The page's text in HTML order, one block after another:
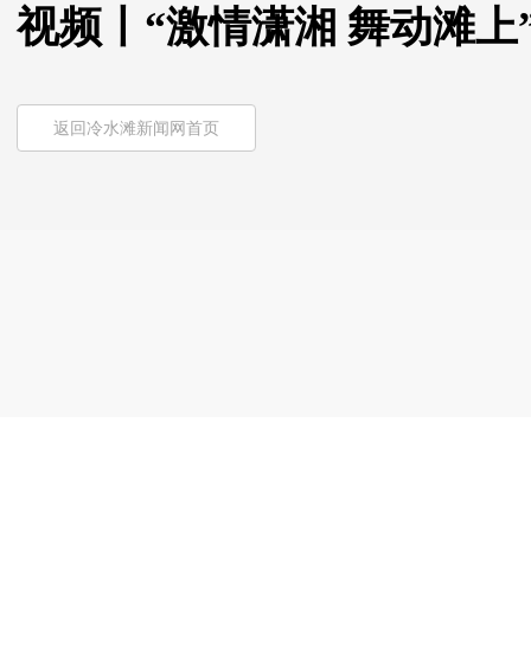
视频丨“激情潇湘 舞动滩
返回冷水滩新闻网首页